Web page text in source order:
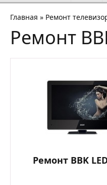
Главная » Ремонт
Ремонт
Ремонт BBK